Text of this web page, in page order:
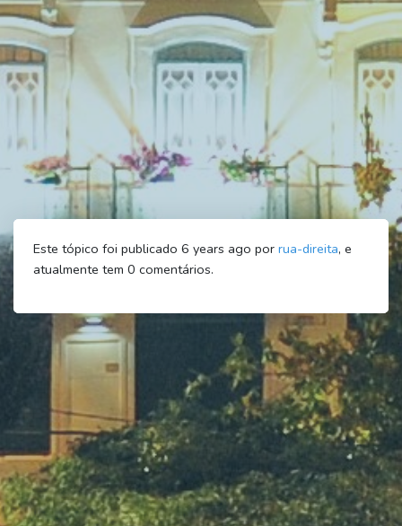
Este tópico foi publicado 6 years ago por rua-direita, e
atualmente tem 0 comentários.